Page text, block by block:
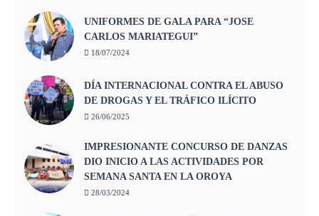
UNIFORMES DE GALA PARA “JOSE
CARLOS MARIATEGUI”
18/07/2024
DÍA INTERNACIONAL CONTRA EL ABUSO
DE DROGAS Y EL TRÁFICO ILÍCITO
26/06/2025
IMPRESIONANTE CONCURSO DE DANZAS
DIO INICIO A LAS ACTIVIDADES POR
SEMANA SANTA EN LA OROYA
28/03/2024